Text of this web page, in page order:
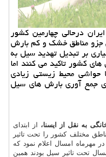
درحالی چهارمین كشور
جزو مناطق خشك و كم بارش
بر تبدیل تهدید سیل به
كشور تاكید می كنند اما
محیط زیستی زیادی
جمع آوری بارش های سیل
به نقل از ایسنا، از ابتدای
مختلف كشور را تحت تاثیر
در مهرماه امسال اعلام نمود كه
تحت تاثیر سیل بودند همین